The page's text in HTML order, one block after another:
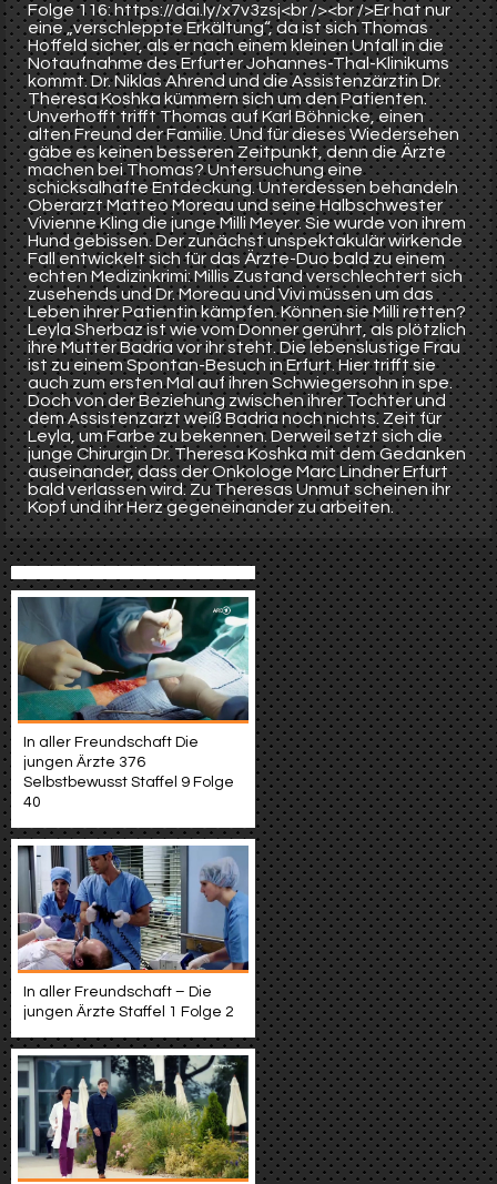
Folge 116: https://dai.ly/x7v3zsj<br /><br />Er hat nur
eine „verschleppte Erkältung“, da ist sich Thomas
Hoffeld sicher, als er nach einem kleinen Unfall in die
Notaufnahme des Erfurter Johannes-Thal-Klinikums
kommt. Dr. Niklas Ahrend und die Assistenzärztin Dr.
Theresa Koshka kümmern sich um den Patienten.
Unverhofft trifft Thomas auf Karl Böhnicke, einen
alten Freund der Familie. Und für dieses Wiedersehen
gäbe es keinen besseren Zeitpunkt, denn die Ärzte
machen bei Thomas? Untersuchung eine
schicksalhafte Entdeckung. Unterdessen behandeln
Oberarzt Matteo Moreau und seine Halbschwester
Vivienne Kling die junge Milli Meyer. Sie wurde von ihrem
Hund gebissen. Der zunächst unspektakulär wirkende
Fall entwickelt sich für das Ärzte-Duo bald zu einem
echten Medizinkrimi: Millis Zustand verschlechtert sich
zusehends und Dr. Moreau und Vivi müssen um das
Leben ihrer Patientin kämpfen. Können sie Milli retten?
Leyla Sherbaz ist wie vom Donner gerührt, als plötzlich
ihre Mutter Badria vor ihr steht. Die lebenslustige Frau
ist zu einem Spontan-Besuch in Erfurt. Hier trifft sie
auch zum ersten Mal auf ihren Schwiegersohn in spe.
Doch von der Beziehung zwischen ihrer Tochter und
dem Assistenzarzt weiß Badria noch nichts. Zeit für
Leyla, um Farbe zu bekennen. Derweil setzt sich die
junge Chirurgin Dr. Theresa Koshka mit dem Gedanken
auseinander, dass der Onkologe Marc Lindner Erfurt
bald verlassen wird. Zu Theresas Unmut scheinen ihr
Kopf und ihr Herz gegeneinander zu arbeiten.
In aller Freundschaft Die
jungen Ärzte 376
Selbstbewusst Staffel 9 Folge
40
In aller Freundschaft – Die
jungen Ärzte Staffel 1 Folge 2